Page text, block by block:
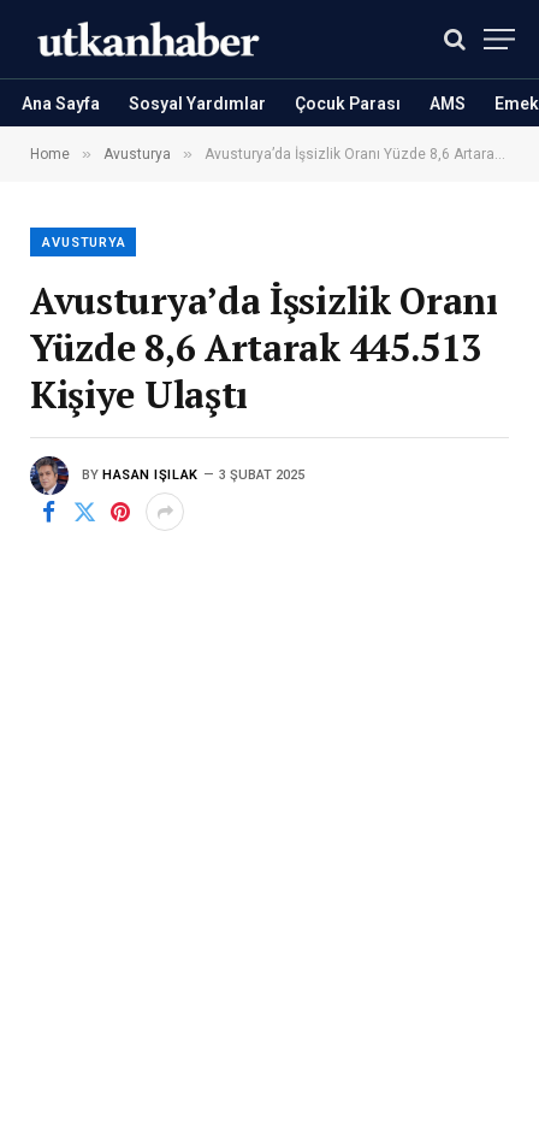
Ana Sayfa Sosyal Yardımlar Çocuk Parası AMS
Home » Avusturya » Avusturya’da İşsizlik Oranı Yüzde 8,6 Artarak 445.513 Kişiye Ulaştı
AVUSTURYA
Avusturya’da İşsizlik Oranı
Yüzde 8,6 Artarak 445.513
Kişiye Ulaştı
BY HASAN IŞILAK 3 ŞUBAT 2025